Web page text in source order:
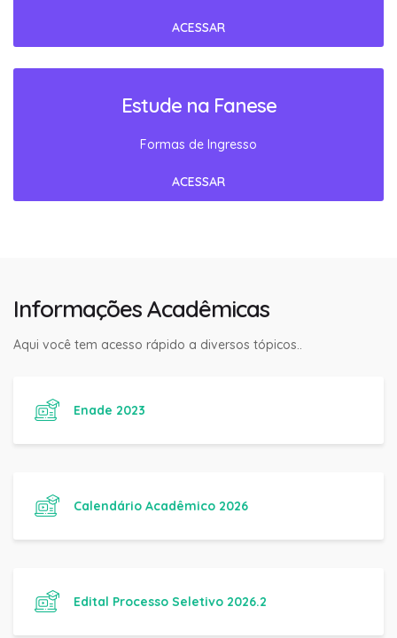
ACESSAR
Estude na Fanese
Formas de Ingresso
ACESSAR
Informações Acadêmicas
Aqui você tem acesso rápido a diversos tópicos..
Enade 2023
Calendário Acadêmico 2026
Edital Processo Seletivo 2026.2